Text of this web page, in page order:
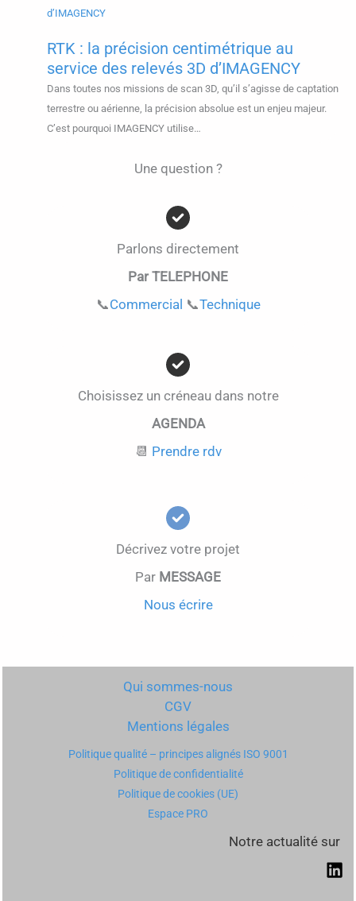
RTK : la précision centimétrique au
service des relevés 3D d’IMAGENCY
Dans toutes nos missions de scan 3D, qu’il s’agisse de captation
terrestre ou aérienne, la précision absolue est un enjeu majeur.
C’est pourquoi IMAGENCY utilise…
Une question ?
Parlons directement
Par TELEPHONE
📞Commercial 📞Technique
Choisissez un créneau dans notre
AGENDA
📆 Prendre rdv
Décrivez votre projet
Par MESSAGE
Nous écrire
Qui sommes-nous
CGV
Mentions légales
Politique qualité – principes alignés ISO 9001
Politique de confidentialité
Politique de cookies (UE)
Espace PRO
Notre actualité sur